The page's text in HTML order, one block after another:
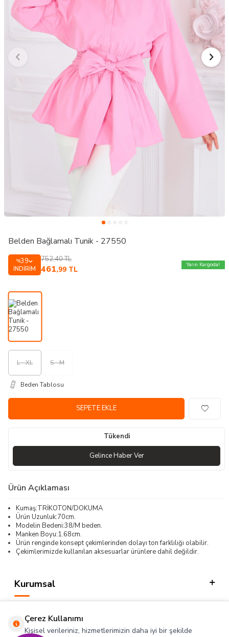
Belden Bağlamalı Tunik - 27550
%39
İNDIRIM
752,40TL
461,99 TL
Yarın Kargoda!
L - XL S - M
Beden Tablosu
SEPETE EKLE
Tükendi
Gelince Haber Ver
Ürün Açıklaması
Kumaş:TRİKOTON/DOKUMA
Ürün Uzunluk:70cm.
Modelin Bedeni:38/M beden.
Manken Boyu:1.68cm.
Ürün renginde konsept çekimlerinden dolayı ton farklılığı olabilir.
Çekimlerimizde kullanılan aksesuarlar ürünlere dahil değildir.
Kurumsal
Hızlı Erişim
Çerez Kullanımı
Kişisel verileriniz, hizmetlerimizin daha iyi bir şekilde